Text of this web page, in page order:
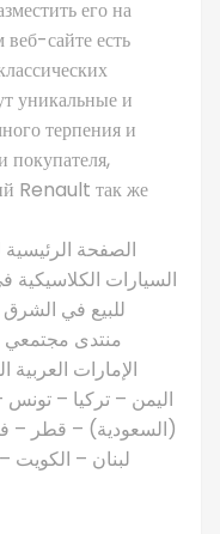
его на
сайте есть
уникальные и
терпения и
покупателя,
Renault так же
السيارات
للبيع في
منتدى مجتمعي
الإمارات العربية
اليمن – تركيا – تونس
(السعودية) – قطر –
لبنان –